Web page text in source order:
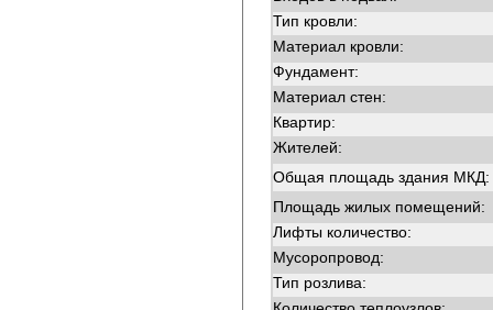
Тип кровли:
Материал кровли:
Фундамент:
Материал стен:
Квартир:
Жителей:
Общая площадь здания МКД:
Площадь жилых помещений:
Лифты количество:
Мусоропровод:
Тип розлива: